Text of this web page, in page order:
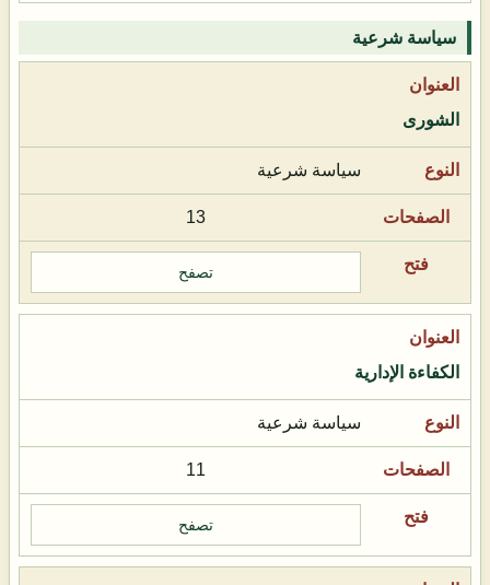
سياسة شرعية
الشورى
سياسة شرعية
13
تصفح
الكفاءة الإدارية
سياسة شرعية
11
تصفح